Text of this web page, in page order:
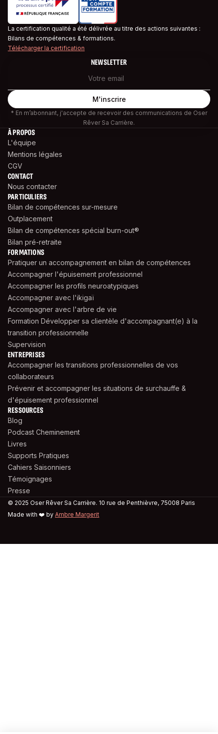
La certification qualité a été délivrée au titre des actions suivantes :
Bilans de compétences & formations.
Télécharger la certification
NEWSLETTER
* En m’abonnant, j'accepte de recevoir des communications de Oser
Rêver Sa Carrière.
À PROPOS
L'équipe
Mentions légales
CGV
CONTACT
Nous contacter
PARTICULIERS
Bilan de compétences sur-mesure
Outplacement
Bilan de compétences spécial burn-out®
Bilan pré-retraite
FORMATIONS
Pratiquer un accompagnement en bilan de compétences
Accompagner l'épuisement professionnel
Accompagner les profils neuroatypiques
Accompagner avec l'ikigaï
Accompagner avec l'arbre de vie
Formation Développer sa clientèle d'accompagnant(e) à la
transition professionnelle
Supervision
ENTREPRISES
Accompagner les transitions professionnelles de vos
collaborateurs
Prévenir et accompagner les situations de surchauffe &
d'épuisement professionnel
RESSOURCES
Blog
Podcast Cheminement
Livres
Supports Pratiques
Cahiers Saisonniers
Témoignages
Presse
© 2025 Oser Rêver Sa Carrière. 10 rue de Penthièvre, 75008 Paris
Made with ❤️ by Ambre Margerit